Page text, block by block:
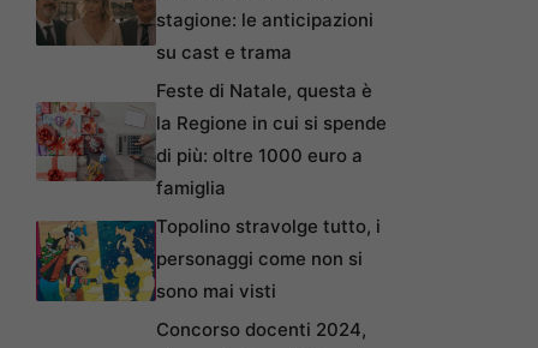
stagione: le anticipazioni
su cast e trama
Feste di Natale, questa è
la Regione in cui si spende
di più: oltre 1000 euro a
famiglia
Topolino stravolge tutto, i
personaggi come non si
sono mai visti
Concorso docenti 2024,